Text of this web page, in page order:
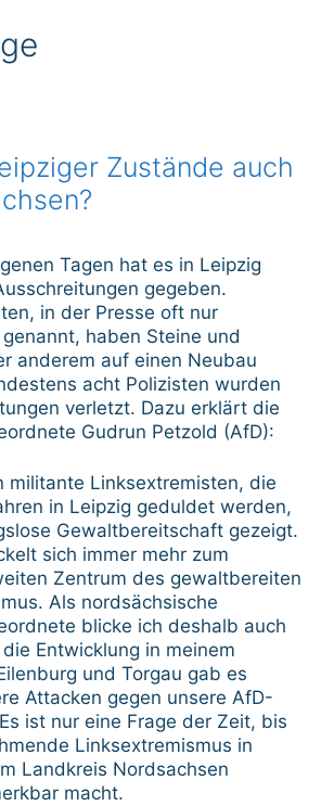
Zustände auch
Tagen hat es in Leipzig
gegeben.
in der Presse oft nur
genannt, haben Steine und
anderem auf einen Neubau
acht Polizisten wurden
verletzt. Dazu erklärt die
Gudrun Petzold (AfD):
militante Linksextremisten, die
in Leipzig geduldet werden,
Gewaltbereitschaft gezeigt.
sich immer mehr zum
Zentrum des gewaltbereiten
Als nordsächsische
blicke ich deshalb auch
Entwicklung in meinem
und Torgau gab es
Attacken gegen unsere AfD-
ist nur eine Frage der Zeit, bis
Linksextremismus in
Landkreis Nordsachsen
macht.